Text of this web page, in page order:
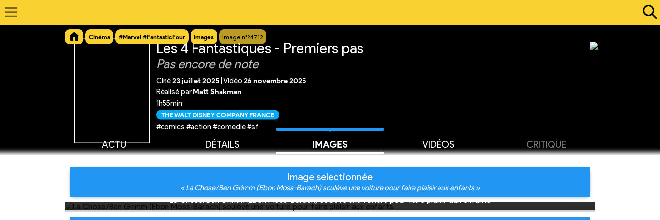
Cinéma #Marvel #FantasticFour Images Image n°24712
Les 4 Fantastiques - Premiers pas
Pas encore de note
Ciné23 juillet 2025 Vidéo 26 novembre 2025
Réalisé par Matt Shakman
1h55min
THE WALT DISNEY COMPANY FRANCE
#comics #action #comedie #sf
ACTU DÉTAILS IMAGES VIDÉOS CRITIQUE
Image selectionnée
« La Chose/Ben Grimm (Ebon Moss-Barach) soulève une voiture pour faire plaisir aux enfants »
La Chose/Ben Grimm (Ebon Moss-Barach) soulève une voiture pour faire plaisir aux enfants